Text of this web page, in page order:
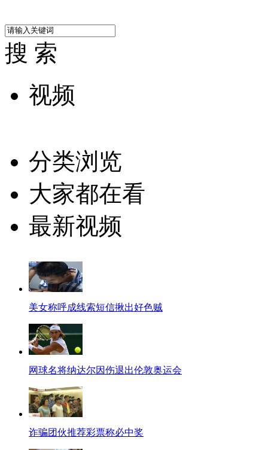
搜 索
视频
分类浏览
大家都在看
最新视频
美女称呼成线索短信揪出好色贼
网球名将纳达尔因伤退出伦敦奥运会
诈骗团伙推荐彩票称必中奖